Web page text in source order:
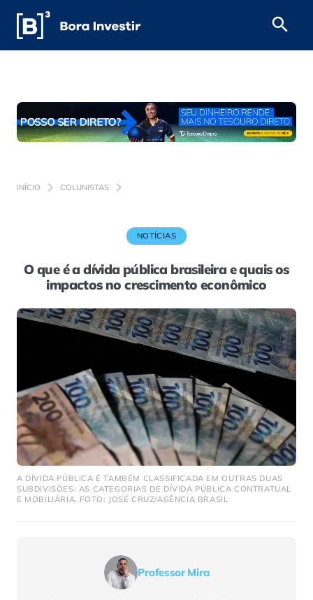
INÍCIO COLUNISTAS
NOTÍCIAS
O que é a dívida pública brasileira e quais os
impactos no crescimento econômico
A DÍVIDA PÚBLICA É TAMBÉM CLASSIFICADA EM OUTRAS DUAS
SUBDIVISÕES: AS CATEGORIAS DE DÍVIDA PÚBLICA CONTRATUAL
E MOBILIÁRIA. FOTO: JOSÉ CRUZ/AGÊNCIA BRASIL
Professor Mira